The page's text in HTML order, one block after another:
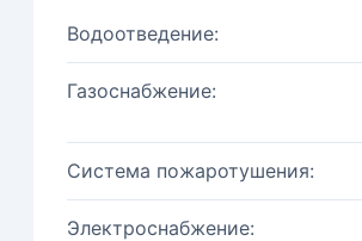
Водоотведение:
Газоснабжение:
Система пожаротушения:
Электроснабжение: